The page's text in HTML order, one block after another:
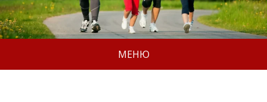
МЕНЮ